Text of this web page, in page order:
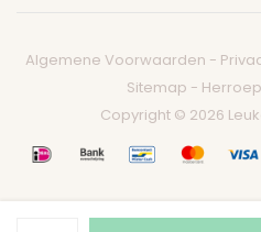
Algemene Voorwaarden -
Sitemap -
Copyright © 2026